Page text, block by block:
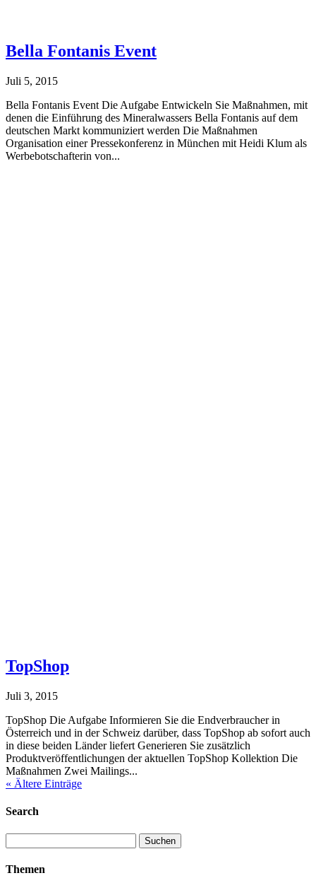
Bella Fontanis Event
Juli 5, 2015
Bella Fontanis Event Die Aufgabe Entwickeln Sie Maßnahmen, mit
denen die Einführung des Mineralwassers Bella Fontanis auf dem
deutschen Markt kommuniziert werden Die Maßnahmen
Organisation einer Pressekonferenz in München mit Heidi Klum als
Werbebotschafterin von...
TopShop
Juli 3, 2015
TopShop Die Aufgabe Informieren Sie die Endverbraucher in
Österreich und in der Schweiz darüber, dass TopShop ab sofort auch
in diese beiden Länder liefert Generieren Sie zusätzlich
Produktveröffentlichungen der aktuellen TopShop Kollektion Die
Maßnahmen Zwei Mailings...
« Ältere Einträge
Search
nach:
Themen